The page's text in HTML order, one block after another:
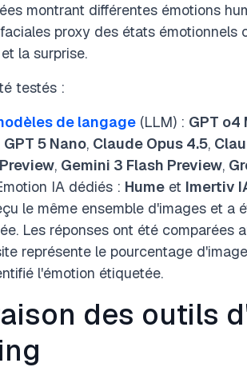
montrant différentes émotions
proxy des états émotionnels
la surprise.
testés :
de langage (LLM) : GPT o4
GPT 5 Nano, Claude Opus 4.5,
, Gemini 3 Flash Preview,
IA dédiés : Hume et Imertiv
le même ensemble d'images et a
Les réponses ont été comparées
représente le pourcentage
l'émotion étiquetée.
des outils